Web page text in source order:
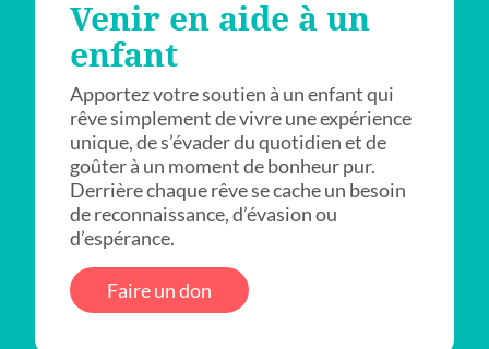
Venir en aide à un
enfant
Apportez votre soutien à un enfant qui
rêve simplement de vivre une expérience
unique, de s’évader du quotidien et de
goûter à un moment de bonheur pur.
Derrière chaque rêve se cache un besoin
de reconnaissance, d’évasion ou
d’espérance.
Faire un don